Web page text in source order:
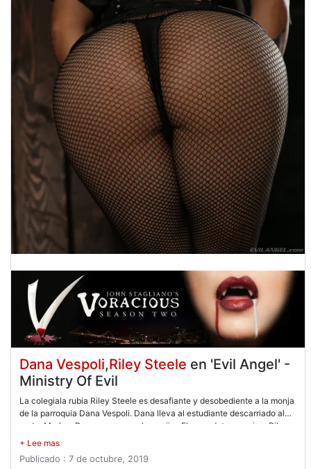
Dana Vespoli,Riley Steele en 'Evil Angel' -
Ministry Of Evil
La colegiala rubia Riley Steele es desafiante y desobediente a la monja
de la parroquia Dana Vespoli. Dana lleva al estudiante descarriado al
padre Markus Dupree para que lo corrija. ¡El sacerdote empuja a Riley a
sus rodillas, y ella le da a su gran polla una mamada reverencial,
Markus moja su polla en la boca de la hermana Dana. ¡Se lo mete por el
Publicado : 7 de octubre, 2019